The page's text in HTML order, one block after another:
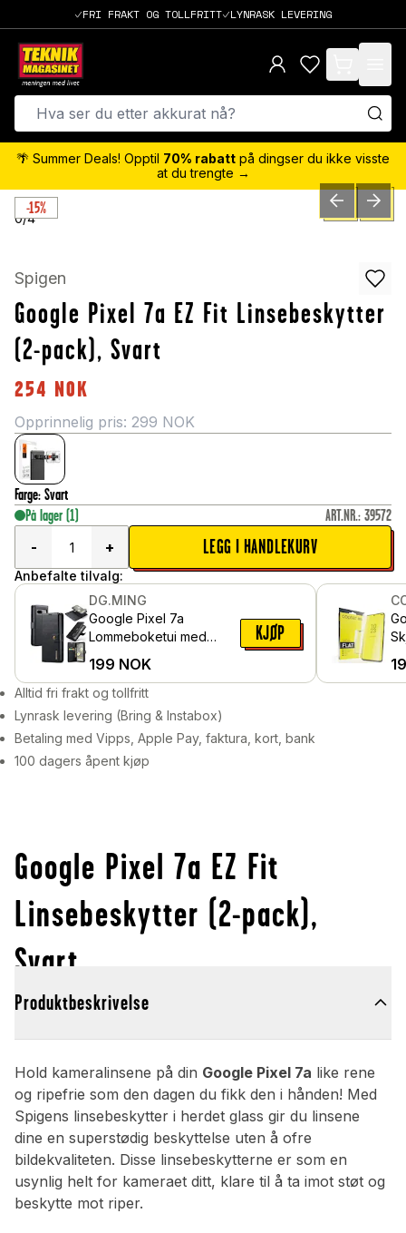
FRI FRAKT OG TOLLFRITT LYNRASK LEVERING
items in cart,
🌴 Summer Deals! Opptil 70% rabatt på dingser du ikke visste
at du trengte →
-15%
0/4 PREVIOUSNEXT
Spigen
Google Pixel 7a EZ Fit Linsebeskytter
(2-pack), Svart
254 NOK
Opprinnelig pris: 299 NOK
Farge: Svart
På lager (1) ART.NR.: 39572
-
+ LEGG I HANDLEKURV
Anbefalte tilvalg:
DG.MING
Google Pixel 7a
Lommeboketui med
199 NOK
KJØP
Alltid fri frakt og tollfritt
Lynrask levering (Bring & Instabox)
Betaling med Vipps, Apple Pay, faktura, kort, bank
100 dagers åpent kjøp
Google Pixel 7a EZ Fit
Linsebeskytter (2-pack),
Svart
Produktbeskrivelse
Hold kameralinsene på din Google Pixel 7a like rene
og ripefrie som den dagen du fikk den i hånden! Med
Spigens linsebeskytter i herdet glass gir du linsene
dine en superstødig beskyttelse uten å ofre
bildekvaliteten. Disse linsebeskytterne er som en
usynlig helt for kameraet ditt, klare til å ta imot støt og
beskytte mot riper.